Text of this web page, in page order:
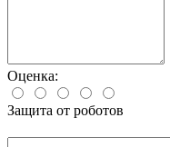
Оценка:
Защита от роботов